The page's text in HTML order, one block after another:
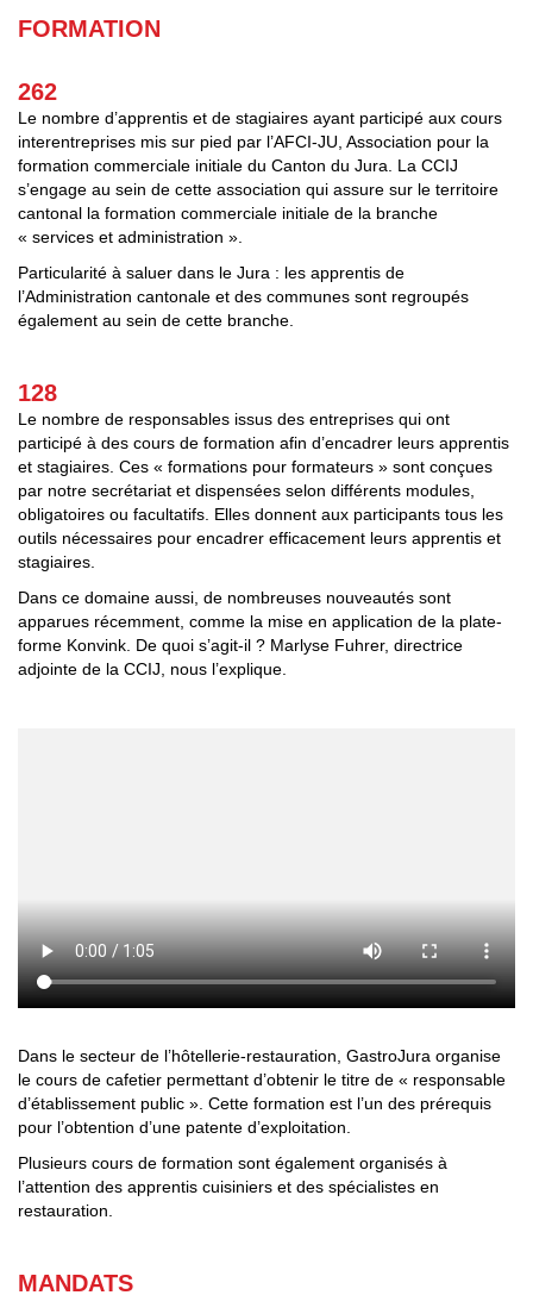
FORMATION
262
Le nombre d’apprentis et de stagiaires ayant participé aux cours
interentreprises mis sur pied par l’AFCI-JU, Association pour la
formation commerciale initiale du Canton du Jura. La CCIJ
s’engage au sein de cette association qui assure sur le territoire
cantonal la formation commerciale initiale de la branche
« services et administration ».
Particularité à saluer dans le Jura : les apprentis de
l’Administration cantonale et des communes sont regroupés
également au sein de cette branche.
128
Le nombre de responsables issus des entreprises qui ont
participé à des cours de formation afin d’encadrer leurs apprentis
et stagiaires. Ces « formations pour formateurs » sont conçues
par notre secrétariat et dispensées selon différents modules,
obligatoires ou facultatifs. Elles donnent aux participants tous les
outils nécessaires pour encadrer efficacement leurs apprentis et
stagiaires.
Dans ce domaine aussi, de nombreuses nouveautés sont
apparues récemment, comme la mise en application de la plate-
forme Konvink. De quoi s’agit-il ? Marlyse Fuhrer, directrice
adjointe de la CCIJ, nous l’explique.
Dans le secteur de l’hôtellerie-restauration, GastroJura organise
le cours de cafetier permettant d’obtenir le titre de « responsable
d’établissement public ». Cette formation est l’un des prérequis
pour l’obtention d’une patente d’exploitation.
Plusieurs cours de formation sont également organisés à
l’attention des apprentis cuisiniers et des spécialistes en
restauration.
MANDATS